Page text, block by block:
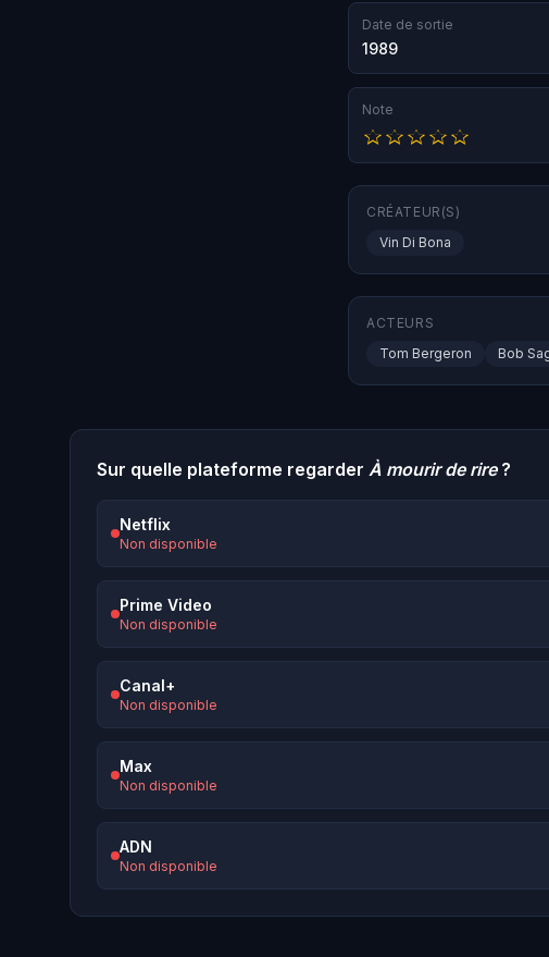
Date de sortie
1989
Note
CRÉATEUR(S)
Vin Di Bona
ACTEURS
Tom Bergeron
Bob
Sur quelle plateforme regarder À mourir de rire?
Netflix
Non disponible
Prime Video
Non disponible
Canal+
Non disponible
Max
Non disponible
ADN
Non disponible